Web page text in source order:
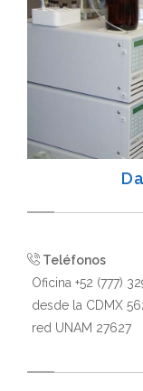
Teléfonos
Oficina +52 (777)
desde la CDMX
red UNAM 27627